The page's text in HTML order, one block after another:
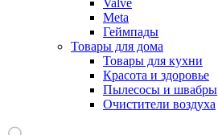
Valve
Meta
Геймпады
Товары для дома
Товары для кухни
Красота и здоровье
Пылесосы и швабры
Очистители воздуха